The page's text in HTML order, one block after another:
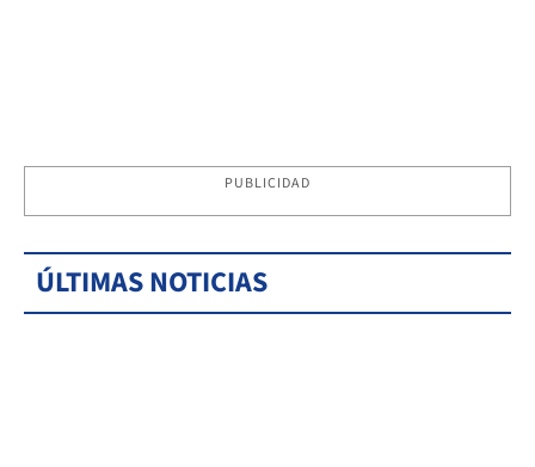
PUBLICIDAD
ÚLTIMAS NOTICIAS